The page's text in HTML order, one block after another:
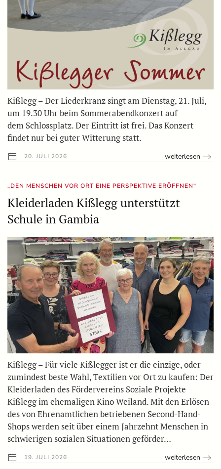
Kißlegg – Der Liederkranz singt am Dienstag, 21. Juli,
um 19.30 Uhr beim Sommerabendkonzert auf
dem Schlossplatz. Der Eintritt ist frei. Das Konzert
findet nur bei guter Witterung statt.
20. JULI 2026 weiterlesen
„DEN MENSCHEN VOR ORT EINE PERSPEKTIVE ERÖFFNEN“
Kleiderladen Kißlegg unterstützt
Schule in Gambia
Kißlegg – Für viele Kißlegger ist er die einzige, oder
zumindest beste Wahl, Textilien vor Ort zu kaufen: Der
Kleiderladen des Fördervereins Soziale Projekte
Kißlegg im ehemaligen Kino Weiland. Mit den Erlösen
des von Ehrenamtlichen betriebenen Second-Hand-
Shops werden seit über einem Jahrzehnt Menschen in
schwierigen sozialen Situationen geförder…
19. JULI 2026 weiterlesen